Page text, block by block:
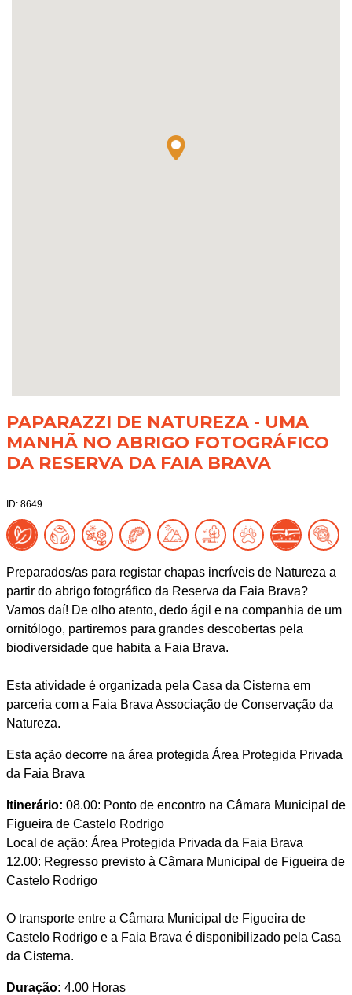
PAPARAZZI DE NATUREZA - UMA
MANHÃ NO ABRIGO FOTOGRÁFICO
DA RESERVA DA FAIA BRAVA
ID: 8649
Preparados/as para registar chapas incríveis de Natureza a
partir do abrigo fotográfico da Reserva da Faia Brava?
Vamos daí! De olho atento, dedo ágil e na companhia de um
ornitólogo, partiremos para grandes descobertas pela
biodiversidade que habita a Faia Brava.
Esta atividade é organizada pela Casa da Cisterna em
parceria com a Faia Brava Associação de Conservação da
Natureza.
Esta ação decorre na área protegida Área Protegida Privada
da Faia Brava
Itinerário: 08.00: Ponto de encontro na Câmara Municipal de
Figueira de Castelo Rodrigo
Local de ação: Área Protegida Privada da Faia Brava
12.00: Regresso previsto à Câmara Municipal de Figueira de
Castelo Rodrigo
O transporte entre a Câmara Municipal de Figueira de
Castelo Rodrigo e a Faia Brava é disponibilizado pela Casa
da Cisterna.
Duração: 4.00 Horas